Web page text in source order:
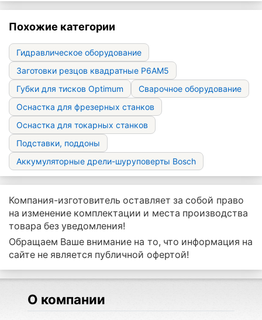
Похожие категории
Гидравлическое оборудование
Заготовки резцов квадратные Р6АМ5
Губки для тисков Optimum
Сварочное оборудование
Оснастка для фрезерных станков
Оснастка для токарных станков
Подставки, поддоны
Аккумуляторные дрели-шуруповерты Bosch
Компания-изготовитель оставляет за собой право
на изменение комплектации и места производства
товара без уведомления!
Обращаем Ваше внимание на то, что информация на
сайте не является публичной офертой!
О компании